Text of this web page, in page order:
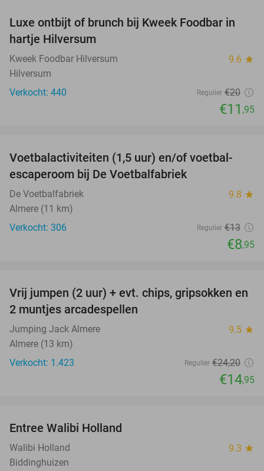
40%
Luxe ontbijt of brunch bij Kweek Foodbar in
hartje Hilversum
Kweek Foodbar Hilversum 9.6 star
Hilversum
Verkocht: 440
Regulier €20
€11 ,95
31%
Voetbalactiviteiten (1,5 uur) en/of voetbal-
escaperoom bij De Voetbalfabriek
De Voetbalfabriek 9.8 star
Almere (11 km)
Verkocht: 306
Regulier €13
€8,95
38%
Vrij jumpen (2 uur) + evt. chips, gripsokken en
2 muntjes arcadespellen
Jumping Jack Almere 9.5 star
Almere (13 km)
Verkocht: 1.423
Regulier €24,20
€14,95
Entree Walibi Holland
Walibi Holland 9.3 star
Biddinghuizen